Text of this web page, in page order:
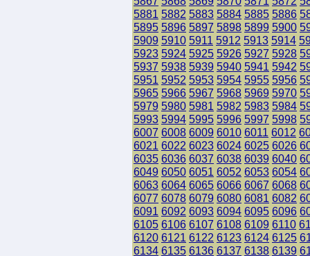
5881 5882 5883 5884 5885 5886
5895 5896 5897 5898 5899 5900
5909 5910 5911 5912 5913 5914
5923 5924 5925 5926 5927 5928
5937 5938 5939 5940 5941 5942
5951 5952 5953 5954 5955 5956
5965 5966 5967 5968 5969 5970
5979 5980 5981 5982 5983 5984
5993 5994 5995 5996 5997 5998
6007 6008 6009 6010 6011 6012
6021 6022 6023 6024 6025 6026
6035 6036 6037 6038 6039 6040
6049 6050 6051 6052 6053 6054
6063 6064 6065 6066 6067 6068
6077 6078 6079 6080 6081 6082
6091 6092 6093 6094 6095 6096
6105 6106 6107 6108 6109 6110
6120 6121 6122 6123 6124 6125
6134 6135 6136 6137 6138 6139